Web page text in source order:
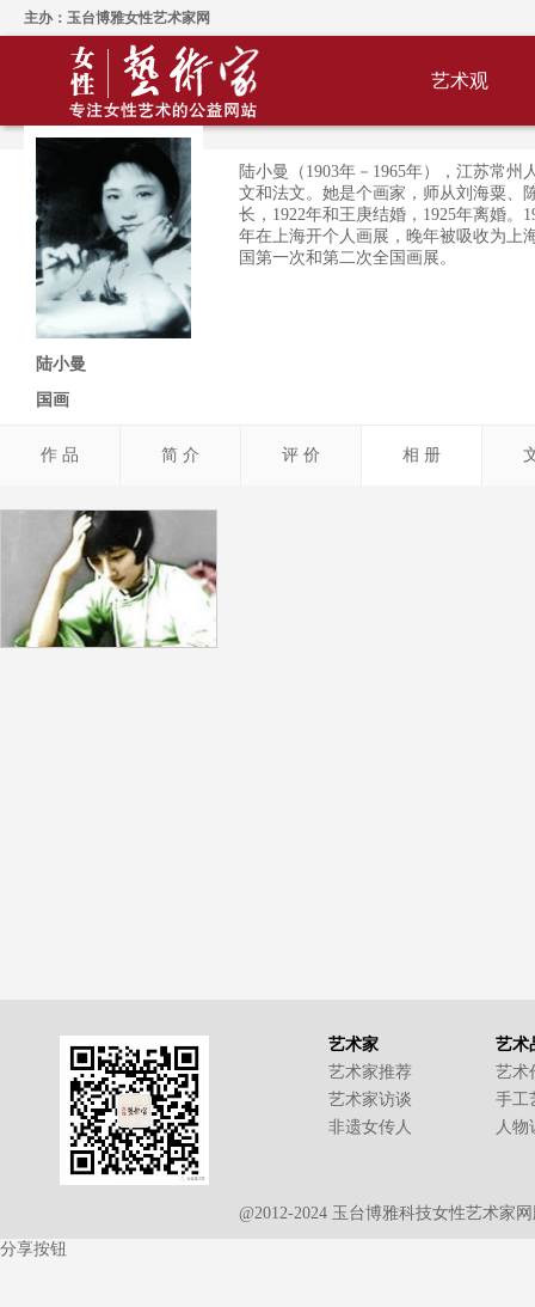
主办：玉台博雅女性艺术家网
艺术观
陆小曼
国画
陆小曼（1903年－1965年），江苏常
文和法文。她是个画家，师从刘海粟、
长，1922年和王庚结婚，1925年离婚。
年在上海开个人画展，晚年被吸收为上
国第一次和第二次全国画展。
作 品 简 介 评 价 相 册
艺术家
艺术家推荐
艺术家访谈
非遗女传人
艺术
艺术
手工
人物
@2012-2024 玉台博雅科技女性艺术家
分享按钮